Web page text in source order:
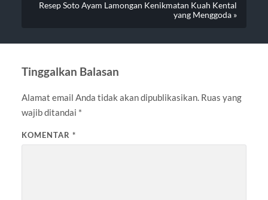
Resep Soto Ayam Lamongan Kenikmatan Kuah Kental
yang Menggoda »
Tinggalkan Balasan
Alamat email Anda tidak akan dipublikasikan. Ruas yang
wajib ditandai *
KOMENTAR *